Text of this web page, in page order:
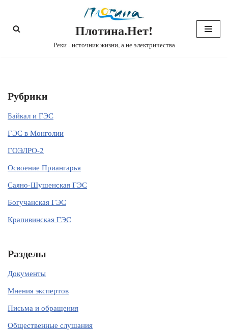
Перейти
Плотина.Нет!
Реки - источник жизни, а не электричества
Рубрики
Байкал и ГЭС
ГЭС в Монголии
ГОЭЛРО-2
Освоение Приангарья
Саяно-Шушенская ГЭС
Богучанская ГЭС
Крапивинская ГЭС
Разделы
Документы
Мнения экспертов
Письма и обращения
Общественные слушания